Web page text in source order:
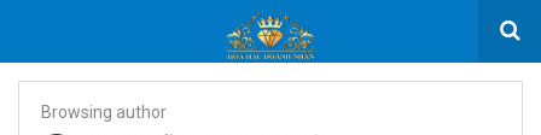
Browsing author